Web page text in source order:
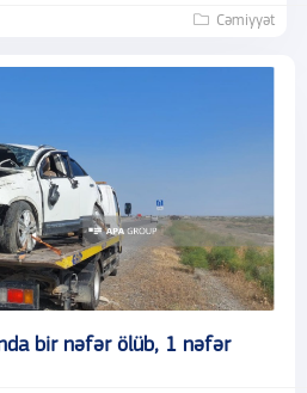
Cəmiyyət
bir nəfər ölüb, 1 nəfər